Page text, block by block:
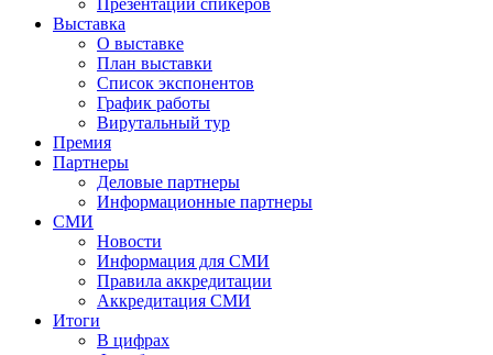
Презентации спикеров
Выставка
О выставке
План выставки
Список экспонентов
График работы
Вирутальный тур
Премия
Партнеры
Деловые партнеры
Информационные партнеры
СМИ
Новости
Информация для СМИ
Правила аккредитации
Аккредитация СМИ
Итоги
В цифрах